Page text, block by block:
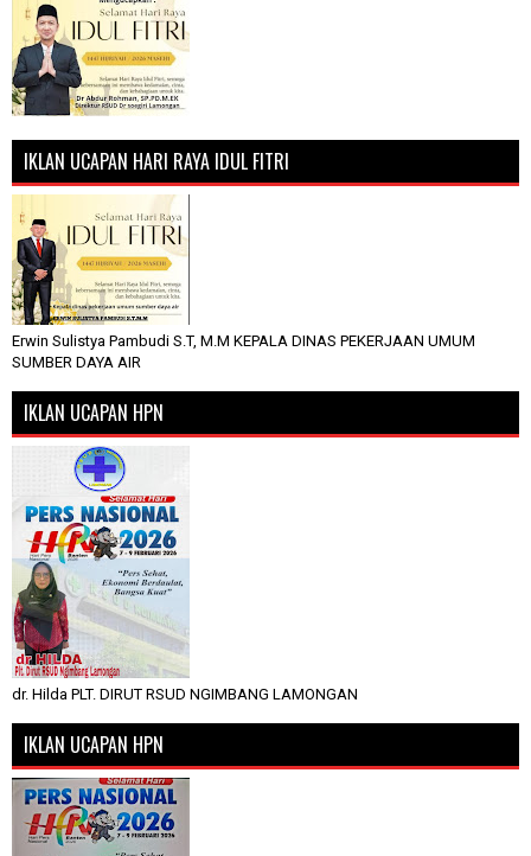
IKLAN UCAPAN HARI RAYA IDUL FITRI
Erwin Sulistya Pambudi S.T, M.M KEPALA DINAS PEKERJAAN UMUM
SUMBER DAYA AIR
IKLAN UCAPAN HPN
dr. Hilda PLT. DIRUT RSUD NGIMBANG LAMONGAN
IKLAN UCAPAN HPN